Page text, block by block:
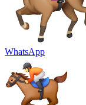
WhatsApp